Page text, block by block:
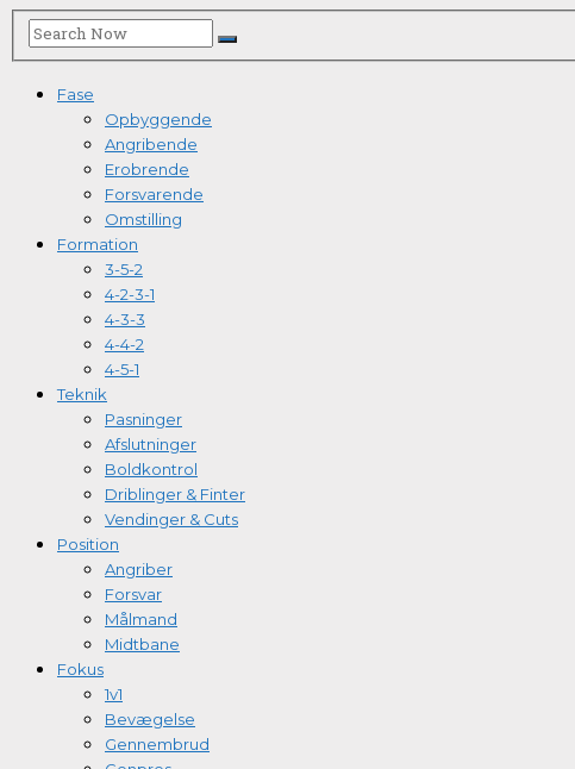
Fase
Opbyggende
Angribende
Erobrende
Forsvarende
Omstilling
Formation
3-5-2
4-2-3-1
4-3-3
4-4-2
4-5-1
Teknik
Pasninger
Afslutninger
Boldkontrol
Driblinger & Finter
Vendinger & Cuts
Position
Angriber
Forsvar
Målmand
Midtbane
Fokus
1v1
Bevægelse
Gennembrud